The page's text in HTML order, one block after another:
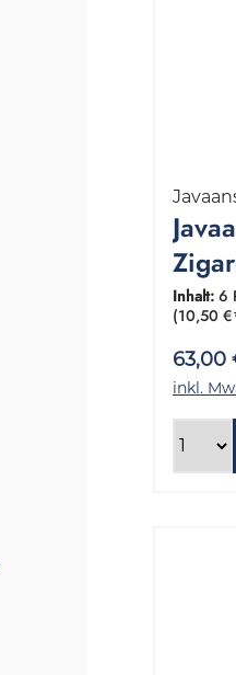
6x30
Inhalt: 6
(10,50
63,00
inkl.